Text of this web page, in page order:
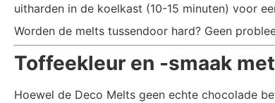
uitharden in de koelkast (10-15 minuten) voor
Worden de melts tussendoor hard? Geen
Toffeekleur en -smaak
Hoewel de Deco Melts geen echte chocolade